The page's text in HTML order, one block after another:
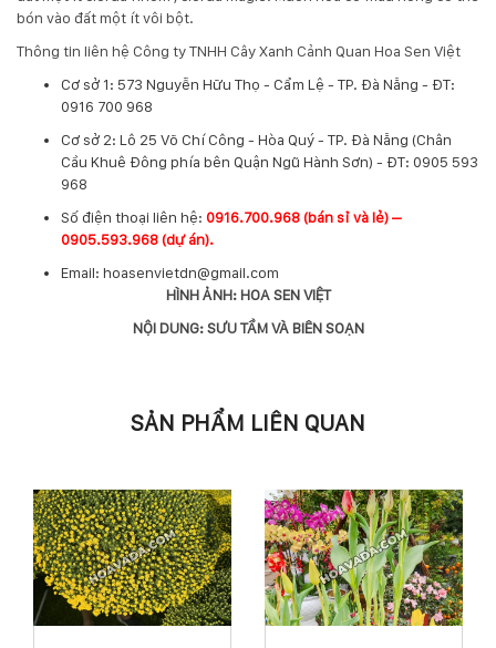
bón vào đất một ít vôi bột.
Thông tin liên hệ Công ty TNHH Cây Xanh Cảnh Quan Hoa Sen Việt
Cơ sở 1: 573 Nguyễn Hữu Thọ - Cẩm Lệ - TP. Đà Nẵng - ĐT:
0916 700 968
Cơ sở 2: Lô 25 Võ Chí Công - Hòa Quý - TP. Đà Nẵng (Chân
Cầu Khuê Đông phía bên Quận Ngũ Hành Sơn) - ĐT: 0905 593
968
​Số điện thoại liên hệ: 0916.700.968 (bán sỉ và lẻ) –
0905.593.968 (dự án).
Email: hoasenvietdn@gmail.com
HÌNH ẢNH: HOA SEN VIỆT
NỘI DUNG: SƯU TẦM VÀ BIÊN SOẠN
SẢN PHẨM LIÊN QUAN